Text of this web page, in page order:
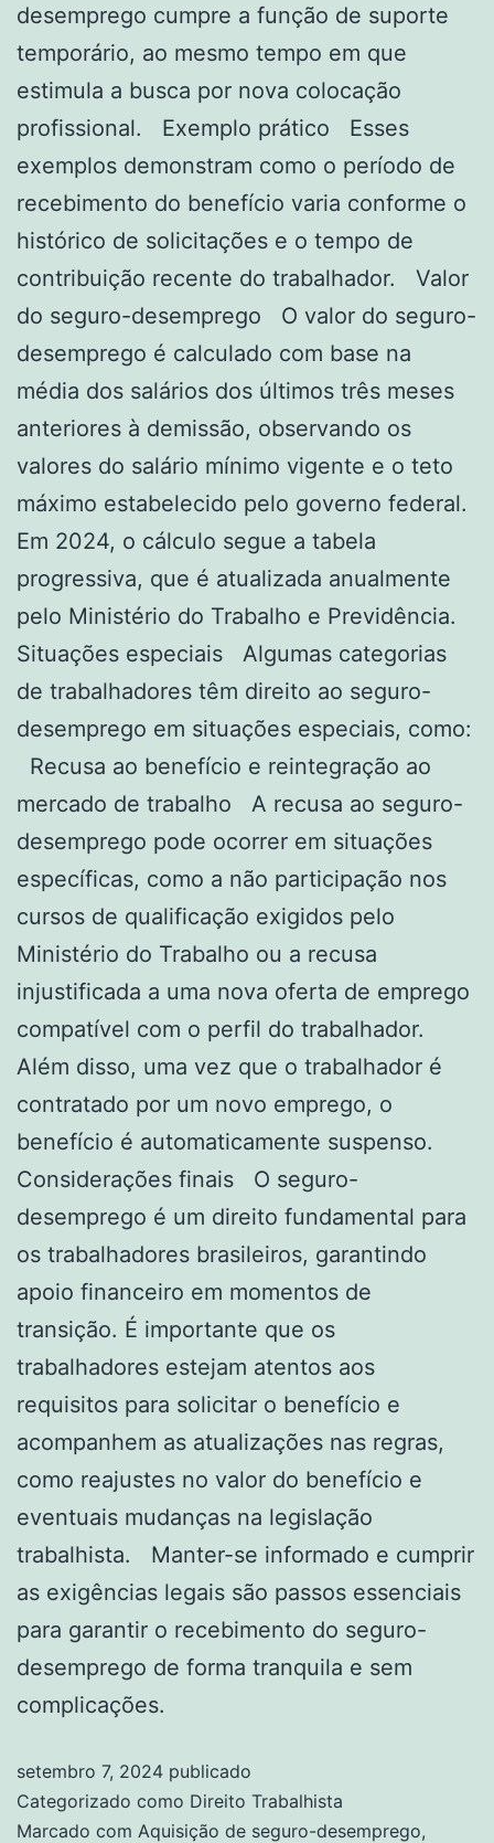
desemprego cumpre a função de suporte
temporário, ao mesmo tempo em que
estimula a busca por nova colocação
profissional. Exemplo prático Esses
exemplos demonstram como o período de
recebimento do benefício varia conforme o
histórico de solicitações e o tempo de
contribuição recente do trabalhador. Valor
do seguro-desemprego O valor do seguro-
desemprego é calculado com base na
média dos salários dos últimos três meses
anteriores à demissão, observando os
valores do salário mínimo vigente e o teto
máximo estabelecido pelo governo federal.
Em 2024, o cálculo segue a tabela
progressiva, que é atualizada anualmente
pelo Ministério do Trabalho e Previdência.
Situações especiais Algumas categorias
de trabalhadores têm direito ao seguro-
desemprego em situações especiais, como:
Recusa ao benefício e reintegração ao
mercado de trabalho A recusa ao seguro-
desemprego pode ocorrer em situações
específicas, como a não participação nos
cursos de qualificação exigidos pelo
Ministério do Trabalho ou a recusa
injustificada a uma nova oferta de emprego
compatível com o perfil do trabalhador.
Além disso, uma vez que o trabalhador é
contratado por um novo emprego, o
benefício é automaticamente suspenso.
Considerações finais O seguro-
desemprego é um direito fundamental para
os trabalhadores brasileiros, garantindo
apoio financeiro em momentos de
transição. É importante que os
trabalhadores estejam atentos aos
requisitos para solicitar o benefício e
acompanhem as atualizações nas regras,
como reajustes no valor do benefício e
eventuais mudanças na legislação
trabalhista. Manter-se informado e cumprir
as exigências legais são passos essenciais
para garantir o recebimento do seguro-
desemprego de forma tranquila e sem
complicações.
setembro 7, 2024 publicado
Categorizado como Direito Trabalhista
Marcado com Aquisição de seguro-desemprego,